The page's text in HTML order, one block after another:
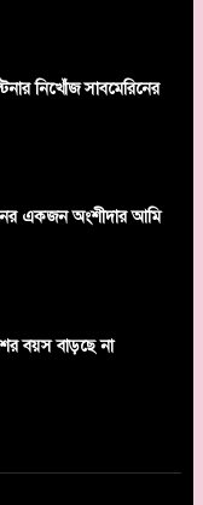
নিখোঁজ সাবমেরিনের
একজন অংশীদার আমি
বয়স বাড়ছে না